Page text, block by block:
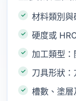
材料類別與
硬度或
加工類型
刀具形狀
槽數、塗